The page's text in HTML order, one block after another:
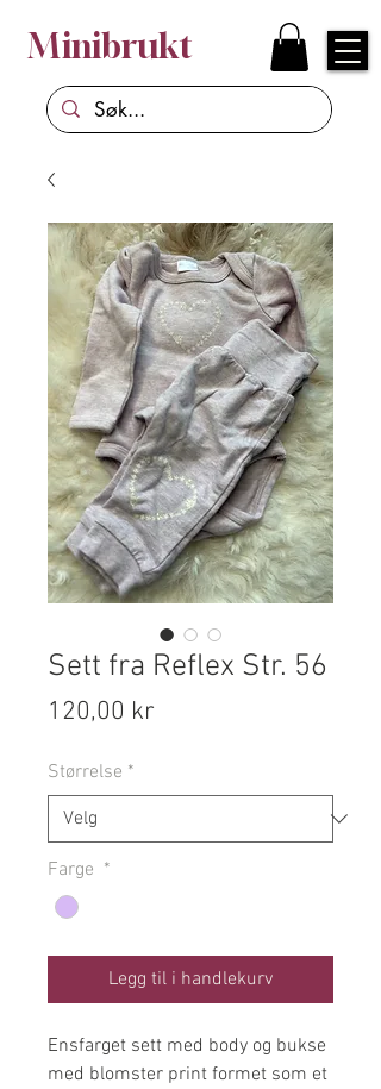
Minibrukt
Sett fra Reflex Str. 56
120,00 kr
Størrelse *
Farge *
Legg til i handlekurv
Ensfarget sett med body og bukse
med blomster print formet som et